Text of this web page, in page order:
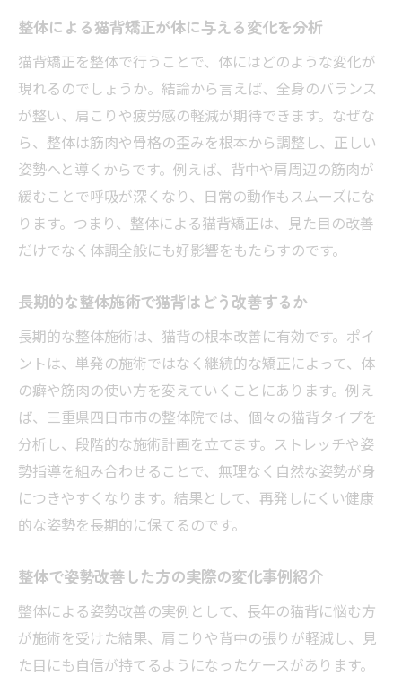
整体が猫背矯正に適している根拠と特徴解
整体の専門技術が猫背改善に有効な理由と
は
猫背矯正における整体の強みと他施術との
違い
整体独自のアプローチで姿勢改善するメリ
ット
整体を選ぶべき猫背矯正のポイントと注意
整体による猫背矯正の効果を最大限に活か
すコツ
自信を持てる姿勢へ導く整体のアドバイス
整体が提案する猫背解消のための行動習慣
整体の視点で見直す日常姿勢チェックポイ
ント
整体アドバイスで実感する猫背改善の変化
整体施術後に続けたいセルフケアの方法紹
介
整体と共に歩む美姿勢への具体的なステッ
整体で得られる前向きな自分への変化体験
整体による猫背矯正が体に与える変化を分析
猫背矯正を整体で行うことで、体にはどのような変化が
現れるのでしょうか。結論から言えば、全身のバランス
が整い、肩こりや疲労感の軽減が期待できます。なぜな
ら、整体は筋肉や骨格の歪みを根本から調整し、正しい
姿勢へと導くからです。例えば、背中や肩周辺の筋肉が
緩むことで呼吸が深くなり、日常の動作もスムーズにな
ります。つまり、整体による猫背矯正は、見た目の改善
だけでなく体調全般にも好影響をもたらすのです。
長期的な整体施術で猫背はどう改善するか
長期的な整体施術は、猫背の根本改善に有効です。ポイ
ントは、単発の施術ではなく継続的な矯正によって、体
の癖や筋肉の使い方を変えていくことにあります。例え
ば、三重県四日市市の整体院では、個々の猫背タイプを
分析し、段階的な施術計画を立てます。ストレッチや姿
勢指導を組み合わせることで、無理なく自然な姿勢が身
につきやすくなります。結果として、再発しにくい健康
的な姿勢を長期的に保てるのです。
整体で姿勢改善した方の実際の変化事例紹介
整体による姿勢改善の実例として、長年の猫背に悩む方
が施術を受けた結果、肩こりや背中の張りが軽減し、見
た目にも自信が持てるようになったケースがあります。